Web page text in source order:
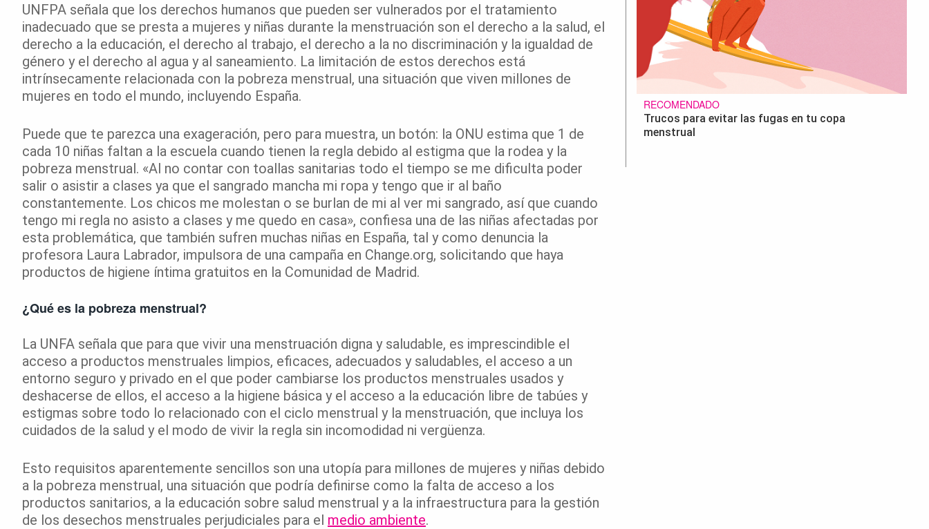
UNFPA señala que los derechos humanos que pueden ser vulnerados por el tratamiento
inadecuado que se presta a mujeres y niñas durante la menstruación son el derecho a la salud, el
derecho a la educación, el derecho al trabajo, el derecho a la no discriminación y la igualdad de
género y el derecho al agua y al saneamiento. La limitación de estos derechos está
intrínsecamente relacionada con la pobreza menstrual, una situación que viven millones de
mujeres en todo el mundo, incluyendo España.
Puede que te parezca una exageración, pero para muestra, un botón: la ONU estima que 1 de
cada 10 niñas faltan a la escuela cuando tienen la regla debido al estigma que la rodea y la
pobreza menstrual. «Al no contar con toallas sanitarias todo el tiempo se me dificulta poder
salir o asistir a clases ya que el sangrado mancha mi ropa y tengo que ir al baño
constantemente. Los chicos me molestan o se burlan de mi al ver mi sangrado, así que cuando
tengo mi regla no asisto a clases y me quedo en casa», confiesa una de las niñas afectadas por
esta problemática, que también sufren muchas niñas en España, tal y como denuncia la
profesora Laura Labrador, impulsora de una campaña en Change.org, solicitando que haya
productos de higiene íntima gratuitos en la Comunidad de Madrid.
¿Qué es la pobreza menstrual?
La UNFA señala que para que vivir una menstruación digna y saludable, es imprescindible el
acceso a productos menstruales limpios, eficaces, adecuados y saludables, el acceso a un
entorno seguro y privado en el que poder cambiarse los productos menstruales usados y
deshacerse de ellos, el acceso a la higiene básica y el acceso a la educación libre de tabúes y
estigmas sobre todo lo relacionado con el ciclo menstrual y la menstruación, que incluya los
cuidados de la salud y el modo de vivir la regla sin incomodidad ni vergüenza.
Esto requisitos aparentemente sencillos son una utopía para millones de mujeres y niñas debido
a la pobreza menstrual, una situación que podría definirse como la falta de acceso a los
productos sanitarios, a la educación sobre salud menstrual y a la infraestructura para la gestión
de los desechos menstruales perjudiciales para el medio ambiente.
RECOMENDADO
Trucos para evitar las fugas en tu copa
menstrual